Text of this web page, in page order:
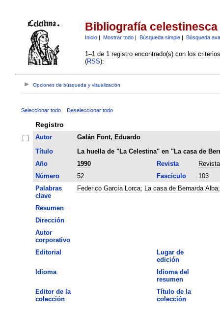
Bibliografía celestinesca
Inicio| Mostrar todo| Búsqueda simple| Búsqueda
1–1 de 1 registro encontrado(s) con los
(RSS):
Opciones de búsqueda y visualización
Seleccionar todo Deseleccionar todo
Registro
Autor
Galán Font, Eduardo
Título
La huella de "La Celestina" en "La casa de
Año
1990 Revista
Número
52 Fascículo
103
Palabras
clave
Federico García Lorca; La casa de Bernarda Alba
Resumen
Dirección
Autor
corporativo
Editorial
Lugar de
edición
Idioma
Idioma del
resumen
Editor de la
colección
Título de la
colección